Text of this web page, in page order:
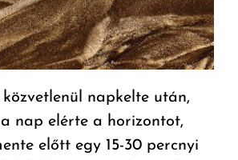
napkelte után,
nap elérte a horizontot,
előtt egy 15-30 percnyi